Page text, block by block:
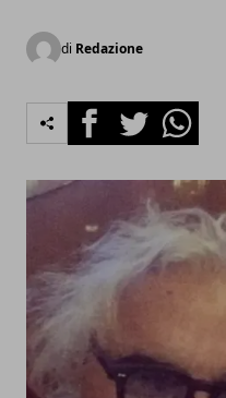
di Redazione
FacebookTwitterWhatsapp